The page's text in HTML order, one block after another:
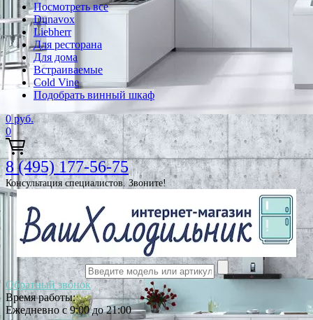
Посмотреть все
Dunavox
Liebherr
Для ресторана
Для дома
Встраиваемые
Cold Vine
Подобрать винный шкаф
0 руб.
0
8 (495) 177-56-75
Консультация специалистов. Звоните!
Обратный звонок
Время работы:
Ежедневно с 9:00 до 21:00